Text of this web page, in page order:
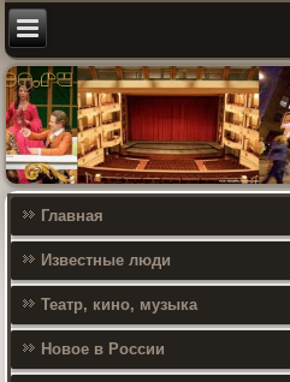
Главная
Известные люди
Театр, кино, музыка
Новое в России